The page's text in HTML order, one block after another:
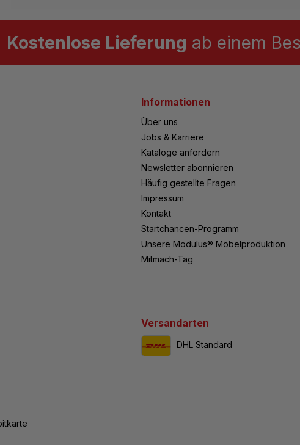
Kostenlose Lieferung ab einem
Informationen
Über uns
Jobs & Karriere
Kataloge anfordern
Newsletter abonnieren
Häufig gestellte Fragen
Impressum
Kontakt
Startchancen-Programm
Unsere Modulus® Möbelproduktion
Mitmach-Tag
Versandarten
DHL Standard